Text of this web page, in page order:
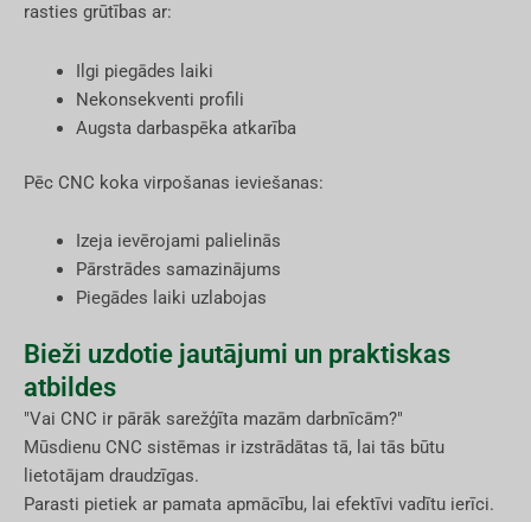
rasties grūtības ar:
Ilgi piegādes laiki
Nekonsekventi profili
Augsta darbaspēka atkarība
Pēc CNC koka virpošanas ieviešanas:
Izeja ievērojami palielinās
Pārstrādes samazinājums
Piegādes laiki uzlabojas
Bieži uzdotie jautājumi un praktiskas
atbildes
"Vai CNC ir pārāk sarežģīta mazām darbnīcām?"
Mūsdienu CNC sistēmas ir izstrādātas tā, lai tās būtu
lietotājam draudzīgas.
Parasti pietiek ar pamata apmācību, lai efektīvi vadītu ierīci.